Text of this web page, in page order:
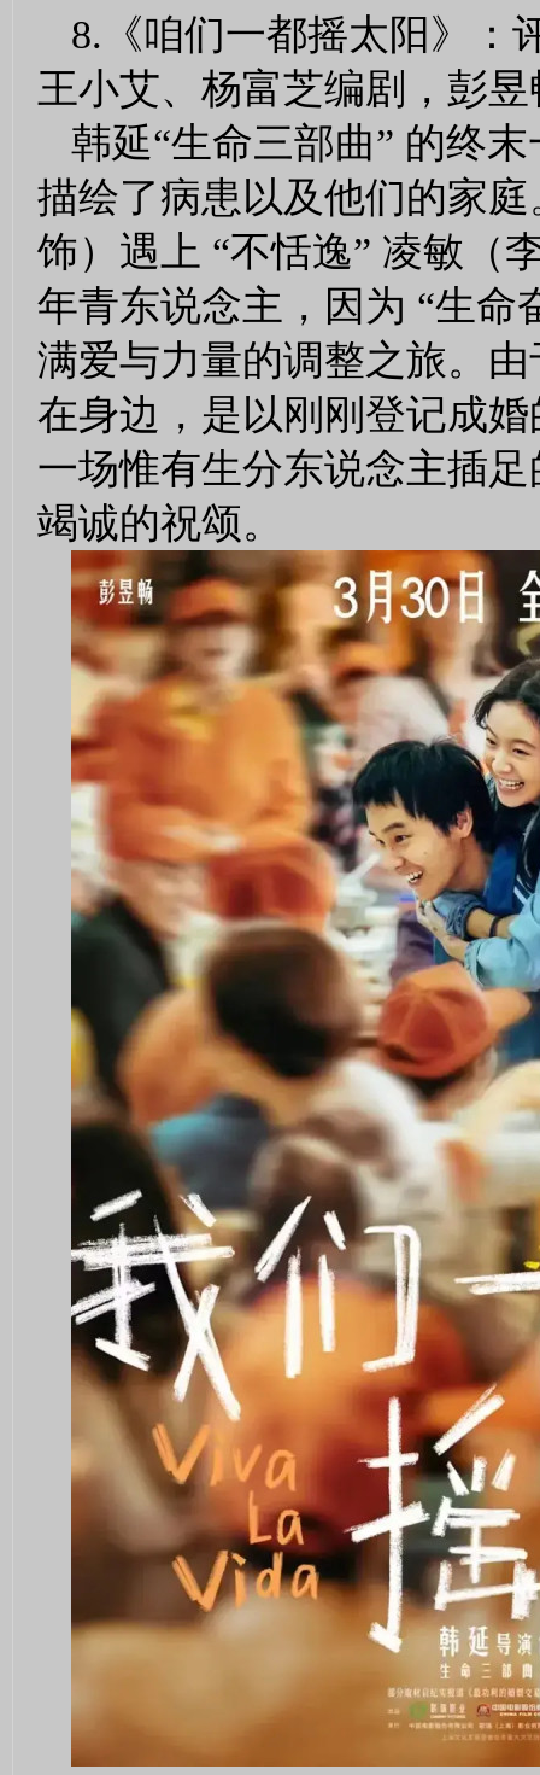
8.《咱们一都摇太阳》：
王小艾、杨富芝编剧，彭
韩延“生命三部曲” 的终
描绘了病患以及他们的家
饰）遇上 “不恬逸” 凌敏（
年青东说念主，因为 “生命
满爱与力量的调整之旅。
在身边，是以刚刚登记成
一场惟有生分东说念主插
竭诚的祝颂。